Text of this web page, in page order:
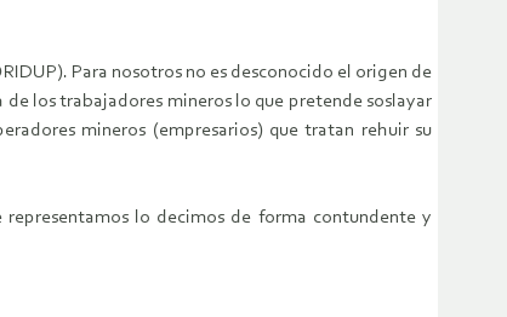
Para nosotros no es desconocido el origen de
los trabajadores mineros lo que pretende soslayar
mineros (empresarios) que tratan rehuir su
lo decimos de forma contundente y